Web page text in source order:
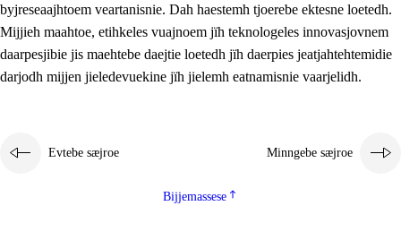
Eatnemem krööhkestidh jïh byjresegoerkesevoete
1.6 Demokratije jïh meatanårrome
byjreseaajhtoem veartanisnie. Dah haestemh tjoerebe ektesne loetedh.
Mijjieh maahtoe, etihkeles vuajnoem jïh teknologeles innovasjovnem
daarpesjibie jis maehtebe daejtie loetedh jïh daerpies jeatjahtehtemidie
darjodh mijjen jieledevuekine jïh jielemh eatnamisnie vaarjelidh.
Evtebe sæjroe Minngebe sæjroe
Bijjemassese